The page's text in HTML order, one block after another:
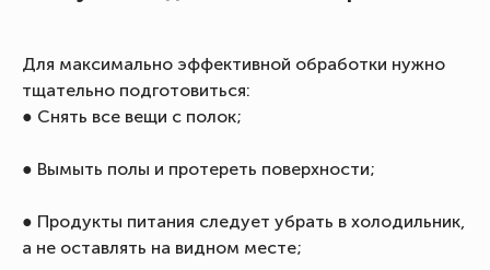
Для максимально эффективной обработки нужно
тщательно подготовиться:
● Снять все вещи с полок;
● Вымыть полы и протереть поверхности;
● Продукты питания следует убрать в холодильник,
а не оставлять на видном месте;